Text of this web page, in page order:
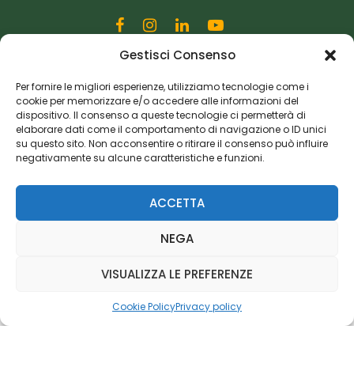
Gestisci Consenso
Per fornire le migliori esperienze, utilizziamo tecnologie come i
cookie per memorizzare e/o accedere alle informazioni del
dispositivo. Il consenso a queste tecnologie ci permetterà di
elaborare dati come il comportamento di navigazione o ID unici
su questo sito. Non acconsentire o ritirare il consenso può influire
negativamente su alcune caratteristiche e funzioni.
ACCETTA
NEGA
VISUALIZZA LE PREFERENZE
Cookie PolicyPrivacy policy
Via Martiri della Libertà, 28
20833 Giussano (MB)
P.I. 06982770965
Privacy Policy